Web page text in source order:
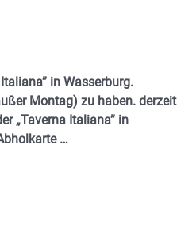
in Wasserburg.
Montag) zu haben. derzeit
„Taverna Italiana” in
…